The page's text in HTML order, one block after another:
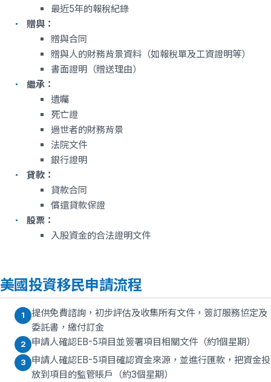
最近5年的報稅紀錄
贈與：
贈與合同
贈與人的財務背景資料（如報稅單及工資證明等）
書面證明（贈送理由）
繼承：
遺囑
死亡證
過世者的財務背景
法院文件
銀行證明
貸款：
貸款合同
償還貸款保證
股票：
入股資金的合法證明文件
美國投資移民申請流程
1
提供免費諮詢，初步評估及收集所有文件，簽訂服務協定及
委託書，繳付訂金
2 申請人確認EB-5項目並簽署項目相關文件（約1個星期）
3
申請人確認EB-5項目確認資金來源，並進行匯款，把資金投
放到項目的監管賬戶（約3個星期）